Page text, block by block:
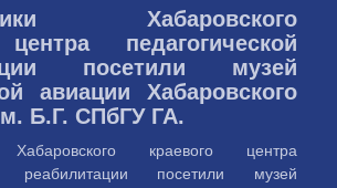
Хабаровского
педагогической
посетили музей
авиации Хабаровского
Б.Г. СПбГУ ГА.
Хабаровского краевого центра
реабилитации посетили музей